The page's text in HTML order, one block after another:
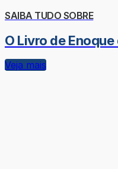
SAIBA TUDO SOBRE
O Livro de
Veja mais